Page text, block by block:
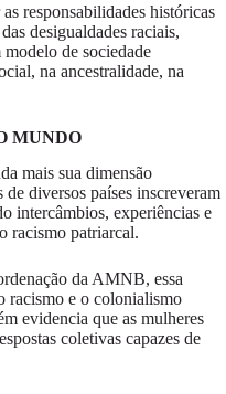
responsabilidades históricas
desigualdades raciais,
de sociedade
na ancestralidade, na
MUNDO
mais sua dimensão
diversos países inscreveram
intercâmbios, experiências e
racismo patriarcal.
da AMNB, essa
racismo e o colonialismo
evidencia que as mulheres
coletivas capazes de